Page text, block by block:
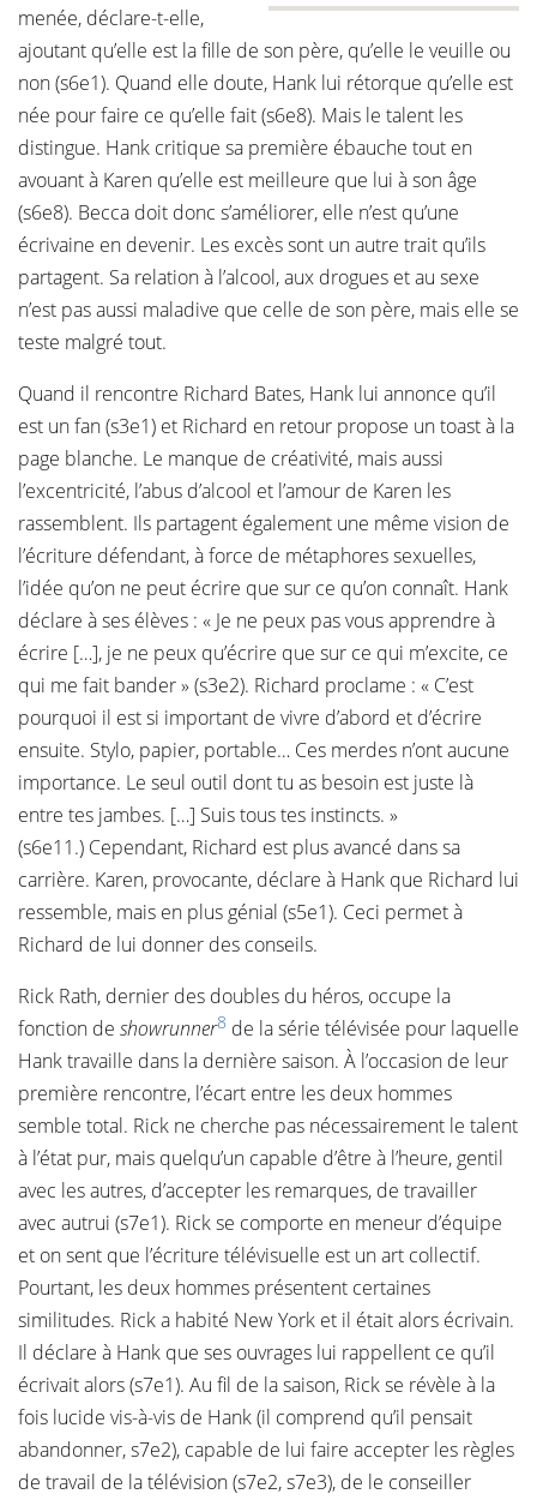
menée, déclare-t-elle,
ajoutant qu’elle est la fille de son père, qu’elle le veuille ou
non (s6e1). Quand elle doute, Hank lui rétorque qu’elle est
née pour faire ce qu’elle fait (s6e8). Mais le talent les
distingue. Hank critique sa première ébauche tout en
avouant à Karen qu’elle est meilleure que lui à son âge
(s6e8). Becca doit donc s’améliorer, elle n’est qu’une
écrivaine en devenir. Les excès sont un autre trait qu’ils
partagent. Sa relation à l’alcool, aux drogues et au sexe
n’est pas aussi maladive que celle de son père, mais elle se
teste malgré tout.
Quand il rencontre Richard Bates, Hank lui annonce qu’il
est un fan (s3e1) et Richard en retour propose un toast à la
page blanche. Le manque de créativité, mais aussi
l’excentricité, l’abus d’alcool et l’amour de Karen les
rassemblent. Ils partagent également une même vision de
l’écriture défendant, à force de métaphores sexuelles,
l’idée qu’on ne peut écrire que sur ce qu’on connaît. Hank
déclare à ses élèves : « Je ne peux pas vous apprendre à
écrire […], je ne peux qu’écrire que sur ce qui m’excite, ce
qui me fait bander » (s3e2). Richard proclame : « C’est
pourquoi il est si important de vivre d’abord et d’écrire
ensuite. Stylo, papier, portable… Ces merdes n’ont aucune
importance. Le seul outil dont tu as besoin est juste là
entre tes jambes. […] Suis tous tes instincts. »
(s6e11.) Cependant, Richard est plus avancé dans sa
carrière. Karen, provocante, déclare à Hank que Richard lui
ressemble, mais en plus génial (s5e1). Ceci permet à
Richard de lui donner des conseils.
Rick Rath, dernier des doubles du héros, occupe la
fonction de showrunner8 de la série télévisée pour laquelle
Hank travaille dans la dernière saison. À l’occasion de leur
première rencontre, l’écart entre les deux hommes
semble total. Rick ne cherche pas nécessairement le talent
à l’état pur, mais quelqu’un capable d’être à l’heure, gentil
avec les autres, d’accepter les remarques, de travailler
avec autrui (s7e1). Rick se comporte en meneur d’équipe
et on sent que l’écriture télévisuelle est un art collectif.
Pourtant, les deux hommes présentent certaines
similitudes. Rick a habité New York et il était alors écrivain.
Il déclare à Hank que ses ouvrages lui rappellent ce qu’il
écrivait alors (s7e1). Au fil de la saison, Rick se révèle à la
fois lucide vis-à-vis de Hank (il comprend qu’il pensait
abandonner, s7e2), capable de lui faire accepter les règles
de travail de la télévision (s7e2, s7e3), de le conseiller